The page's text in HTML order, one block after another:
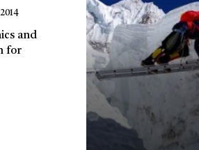
and